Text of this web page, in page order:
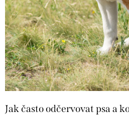
Jak často odčervovat psa a